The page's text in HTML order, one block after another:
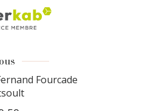
Fourcade